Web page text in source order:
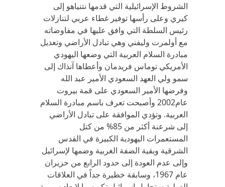
الشروط الإسرائيلية التي قدمها نتنياهو إلى
كيري وعلى رأسها توفير غطاء عربي لتنازلات
رئيس السلطة التي وافق عليها في مفاوضاته
مع أولمرت وليفني وهي تبادل الأراضي وتعديل
مبادرة السلام العربية التي وضعها اليهودي
الأمريكي توماس فريدمان وأعطاها آنذاك إلى
سمو ولي العهد السعودي الأمير عبد الله
وفرضها الأمير السعودي على قمة بيروت
عام2002 وأصبحت تعرف باسم مبادرة السلام
العربية. وتؤدي الموافقة على تبادل الأراضي
إلى شرعنة أكثر من 85% من كتل
المستعمرات اليهودية الكبيرة في القدس
الشرقية وبقية الضفة الغربية وضمها لإسرائيل
وإلى عدم العودة إلى حدود الرابع من حزيران
عام 1967، وسابقة خطيرة جداً في العلاقات